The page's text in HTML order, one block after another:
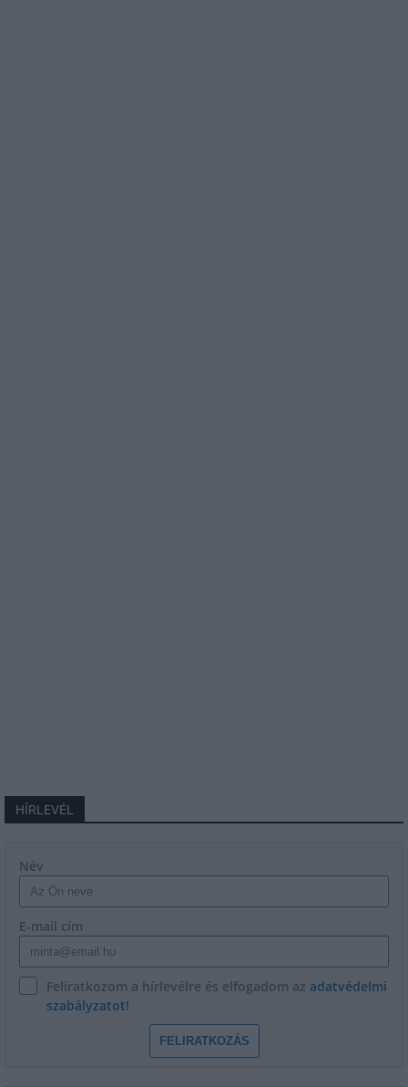
HÍRLEVÉL
Név
E-mail cím
Feliratkozom a hírlevélre és elfogadom az adatvédelmi
szabályzatot!
FELIRATKOZÁS